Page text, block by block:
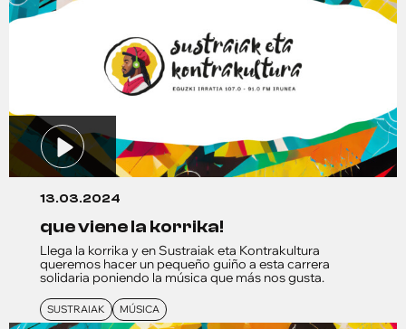
13.03.2024
que viene la korrika!
Llega la korrika y en Sustraiak eta Kontrakultura
queremos hacer un pequeño guiño a esta carrera
solidaria poniendo la música que más nos gusta.
SUSTRAIAK MÚSICA